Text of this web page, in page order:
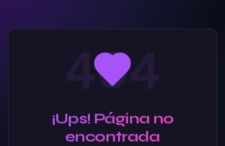
404
¡Ups! Página no
encontrada